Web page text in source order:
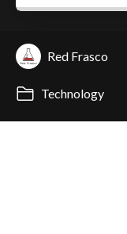
Red Frasco
Technology